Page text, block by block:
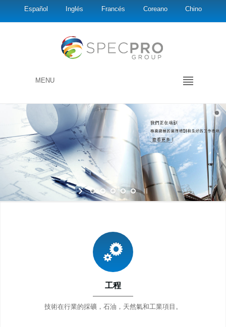
Español Inglés Francés Coreano Chino
MENU
工程
技術在行業的採礦，石油，天然氣和工業項目。